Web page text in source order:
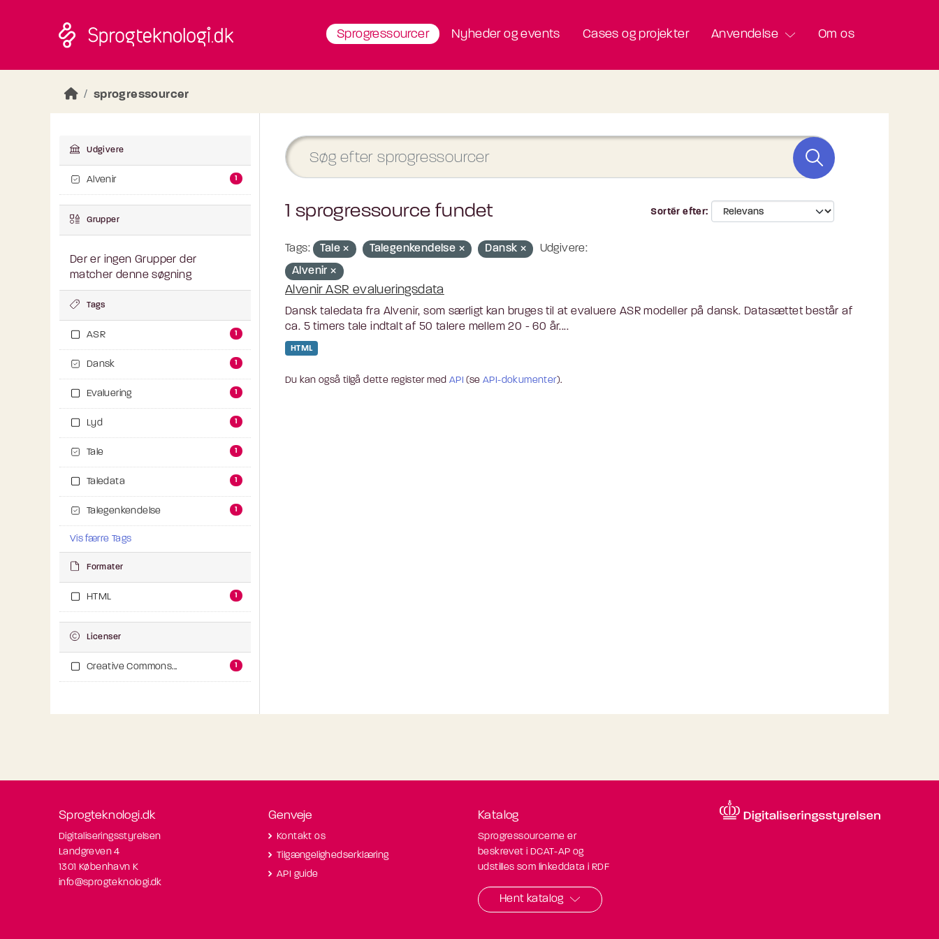
Sprogressourcer Nyheder og events Cases og projekter Anvendelse Om os
sprogressourcer
Udgivere
Alvenir 1
Grupper
Der er ingen Grupper der
matcher denne søgning
Tags
ASR 1
Dansk 1
Evaluering 1
Lyd 1
Tale 1
Taledata 1
Talegenkendelse 1
Vis færre Tags
Formater
HTML 1
Licenser
Creative Commons... 1
Sortér efter
1 sprogressource fundet
Tags: Tale Talegenkendelse Dansk
Udgivere:
Alvenir
Alvenir ASR evalueringsdata
Dansk taledata fra Alvenir, som særligt kan bruges til at evaluere ASR modeller på dansk. Datasættet består af
ca. 5 timers tale indtalt af 50 talere mellem 20 - 60 år....
HTML
Du kan også tilgå dette register med API (seAPI-dokumenter).
Sprogteknologi.dk
Digitaliseringsstyrelsen
Landgreven 4
1301 København K
info@sprogteknologi.dk
Genveje
Kontakt os
Tilgængelighedserklæring
API guide
Katalog
Sprogressourcerne er
beskrevet i DCAT-AP og
udstilles som linkeddata i RDF
Hent katalog